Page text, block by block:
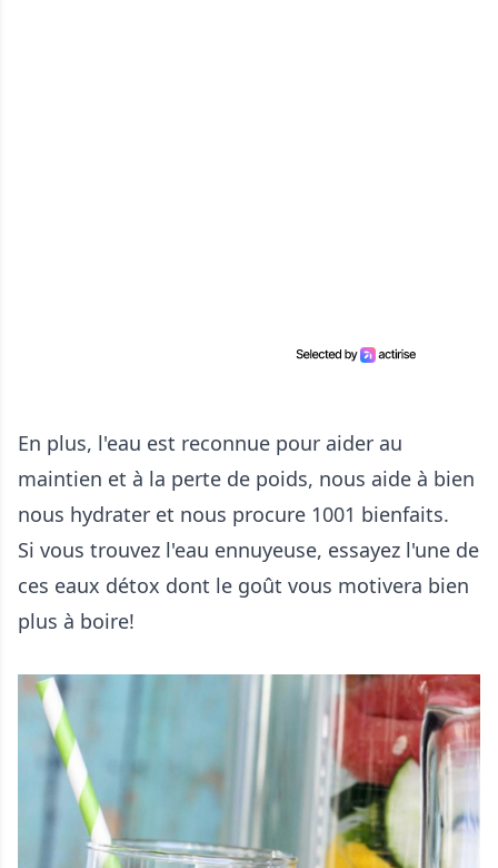
En plus, l'eau est reconnue pour aider au
maintien et à la perte de poids, nous aide à bien
nous hydrater et nous procure 1001 bienfaits.
Si vous trouvez l'eau ennuyeuse, essayez l'une de
ces eaux détox dont le goût vous motivera bien
plus à boire!